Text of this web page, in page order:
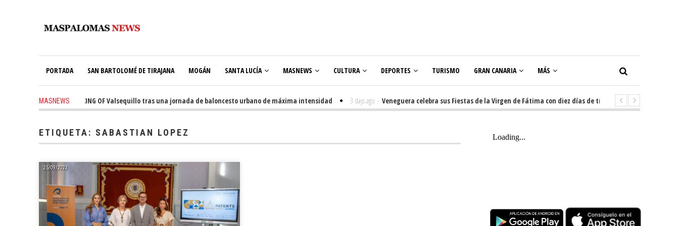
PORTADA SAN BARTOLOMÉ DE TIRAJANA MOGÁN SANTA LUCÍA MASNEWS CULTURA DEPORTES TURISMO GRAN CANARIA MÁS
MASNEWS
el trono de THE KING OF Valsequillo tras una jornada de baloncesto urbano de máxima intensidad 3 days ago - Veneguera celebra sus Fiestas de la Virgen de Fátima con diez días de tradición, música y actos
ETIQUETA: SABASTIAN LOPEZ
25/09/2023